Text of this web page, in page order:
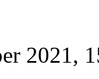
2021,